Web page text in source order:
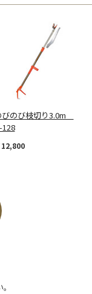
びのび枝切り3.0m
128
12,800